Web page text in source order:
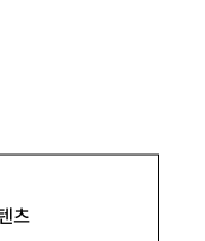
츠한 빛』 등이 있